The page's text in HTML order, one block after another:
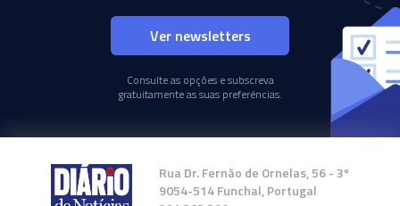
Ver newsletters
Consulte as opções e subscreva
gratuitamente as suas preferências.
Rua Dr. Fernão de Ornelas, 56 - 3º
9054-514 Funchal, Portugal